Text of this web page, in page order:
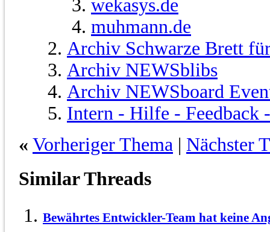
wekasys.de
muhmann.de
Archiv Schwarze Brett
Archiv NEWSblibs
Archiv NEWSboard
Intern - Hilfe - Feedback
« Vorheriger Thema | Nächster
Similar Threads
Bewährtes Entwickler-Team hat keine